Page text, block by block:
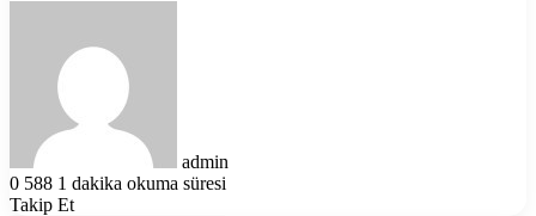
admin
0 588 1 dakika okuma süresi
Takip Et